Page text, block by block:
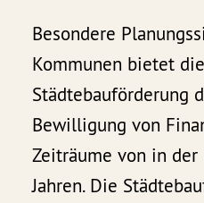
Besondere
Kommunen bietet die
Städtebauförderung
Bewilligung von
Zeiträume von in
Jahren. Die